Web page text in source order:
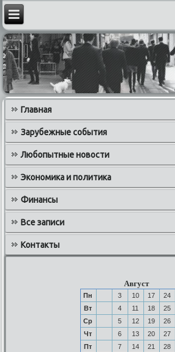
Главная
Зарубежные события
Любопытные новости
Экономика и политика
Финансы
Все записи
Контакты
Август
Пн 3 10 17 24
Вт
4 11 18
25
Ср
5 12 19
26
Чт
6 13 20
27
Пт
7 14 21
28